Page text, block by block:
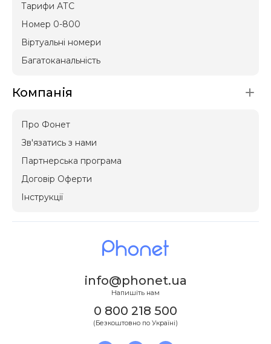
Тарифи АТС
Номер 0-800
Віртуальні номери
Багатоканальність
Компанія
Про Фонет
Зв'язатись з нами
Партнерська програма
Договір Оферти
Інструкції
info@phonet.ua
Напишіть нам
0 800 218 500
(Безкоштовно по Україні)